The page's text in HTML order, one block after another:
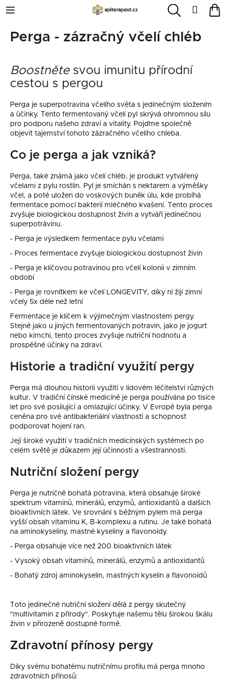
na
E-
Seznamte
s
Blog
O
poukazy
Přihlášení
Hledat
Menu
Perga - zázračný včelí chléb
Boostnětesvou imunitu přírodní
cestou s pergou
Perga je superpotravina včelího světa s jedinečným složením
a účinky. Tento fermentovaný včelí pyl skrývá ohromnou sílu
pro podporu našeho zdraví a vitality. Pojďme společně
objevit tajemství tohoto zázračného včelího chleba.
Co je perga a jak vzniká?
Perga, také známá jako včelí chléb, je produkt vytvářený
včelami z pylu rostlin. Pyl je smíchán s nektarem a výměšky
včel, a poté uložen do voskových buněk úlu, kde probíhá
fermentace pomocí bakterií mléčného kvašení. Tento proces
zvyšuje biologickou dostupnost živin a vytváří jedinečnou
superpotrávinu.
- Perga je výsledkem fermentace pylu včelami
- Proces fermentace zvyšuje biologickou dostupnost živin
- Perga je klíčovou potravinou pro včelí kolonii v zimním
období
- Perga je rovnítkem ke včelí LONGEVITY, díky ní žijí zimní
včely 5x déle než letní
Fermentace je klíčem k výjimečným vlastnostem pergy.
Stejně jako u jiných fermentovaných potravin, jako je jogurt
nebo kimchi, tento proces zvyšuje nutriční hodnotu a
prospěšné účinky na zdraví.
Historie a tradiční využití pergy
Perga má dlouhou historii využití v lidovém léčitelství různých
kultur. V tradiční čínské medicíně je perga používána po tisíce
let pro své posilující a omlazující účinky. V Evropě byla perga
ceněna pro své antibakteriální vlastnosti a schopnost
podporovat hojení ran.
Její široké využití v tradičních medicínských systémech po
celém světě je důkazem její účinnosti a všestrannosti.
Nutriční složení pergy
Perga je nutričně bohatá potravina, která obsahuje široké
spektrum vitaminů, minerálů, enzymů, antioxidantů a dalších
bioaktivních látek. Ve srovnání s běžným pylem má perga
vyšší obsah vitaminu K, B-komplexu a rutinu. Je také bohatá
na aminokyseliny, mastné kyseliny a flavonoidy.
- Perga obsahuje více než 200 bioaktivních látek
- Vysoký obsah vitaminů, minerálů, enzymů a antioxidantů
- Bohatý zdroj aminokyselin, mastných kyselin a flavonoidů
Toto jedinečné nutriční složení dělá z pergy skutečný
"multivitamin z přírody". Poskytuje našemu tělu širokou škálu
živin v přirozeně dostupné formě.
Zdravotní přínosy pergy
Díky svému bohatému nutričnímu profilu má perga mnoho
zdravotních přínosů:
K
o
p
t
ř
e
b
u
j
e
t
e
n
a
j
í
t
?
HLEDAT
D
o
p
o
r
u
u
e
m
e